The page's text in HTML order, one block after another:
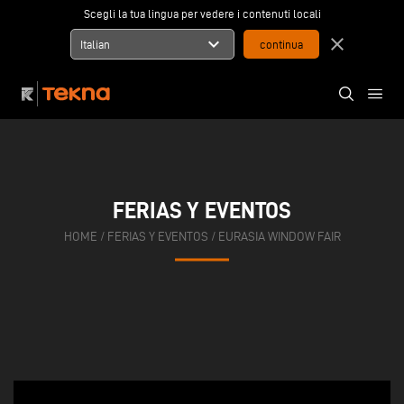
Scegli la tua lingua per vedere i contenuti locali
Italian expand_more close
FERIAS Y EVENTOS
HOME / FERIAS Y EVENTOS / EURASIA WINDOW FAIR